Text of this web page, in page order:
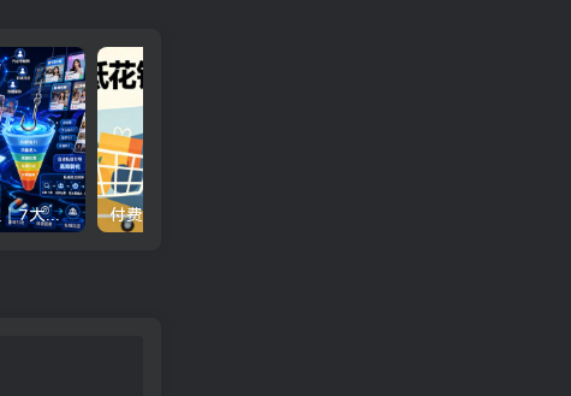
全域截流矩阵实战课程｜7大截流玩法+6大平台落地，素人号+行业号双布局，不要脸的截流打粉，咔咔咔的下钩子！